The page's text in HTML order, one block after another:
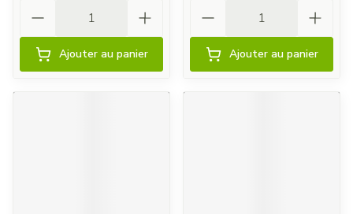
Ajouter au panier Ajouter au panier